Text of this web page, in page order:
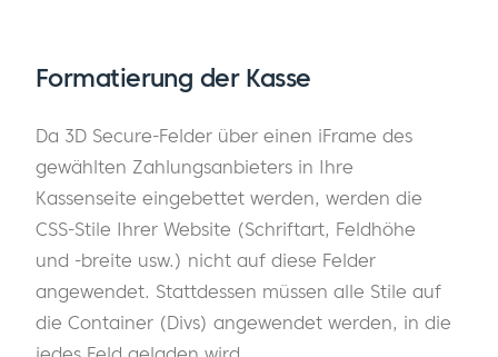
Formatierung der Kasse
Da 3D Secure-Felder über einen iFrame des
gewählten Zahlungsanbieters in Ihre
Kassenseite eingebettet werden, werden die
CSS-Stile Ihrer Website (Schriftart, Feldhöhe
und -breite usw.) nicht auf diese Felder
angewendet. Stattdessen müssen alle Stile auf
die Container (Divs) angewendet werden, in die